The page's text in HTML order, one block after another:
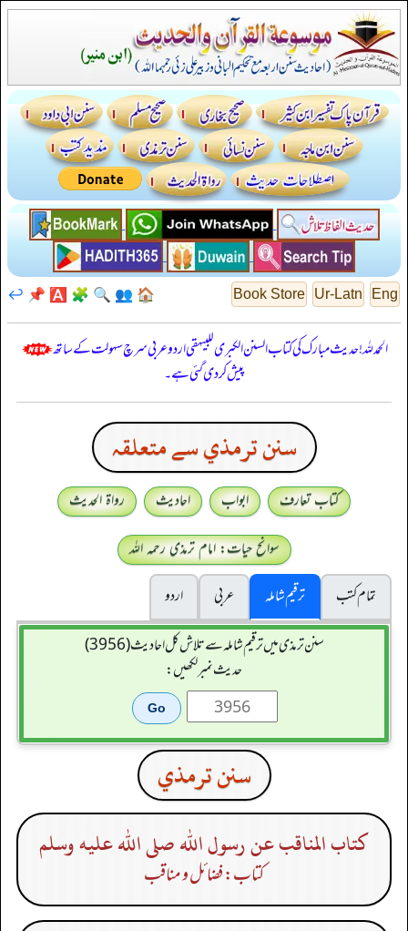
Eng
Ur-Latn
Book Store
🏠
👥
🔍
🧩
🅰️
📌
↩️
الحمدللہ! حدیث مبارک کی کتاب السنن الكبرى للبيهقي اردو عربی سرچ سہولت کے ساتھ
پیش کر دی گئی ہے۔
سنن ترمذي سے متعلقہ
کتاب تعارف ابواب احادیث
رواۃ الحدیث
سوانح حیات: امام ترمذی رحمہ اللہ
تمام کتب
ترقیم شاملہ عربی
اردو
سنن ترمذی میں ترقیم شاملہ سے تلاش کل احادیث (3956)
حدیث نمبر لکھیں:
سنن ترمذي
كتاب المناقب عن رسول الله صلى الله عليه وسلم
کتاب: فضائل و مناقب